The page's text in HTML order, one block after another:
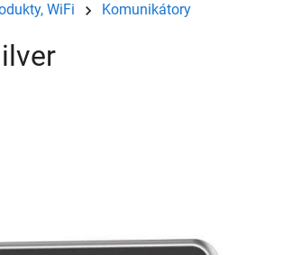
WiFi Komunikátory